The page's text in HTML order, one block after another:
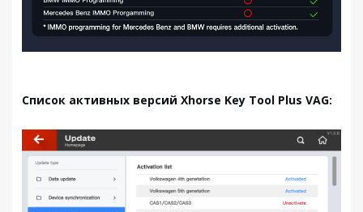
Список активных версий Xhorse Key Tool Plus VAG: